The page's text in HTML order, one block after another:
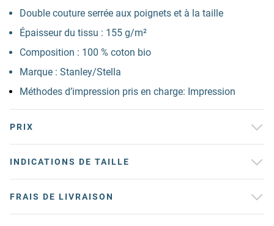
Double couture serrée aux poignets et à la taille
Épaisseur du tissu : 155 g/m²
Composition : 100 % coton bio
Marque : Stanley/Stella
Méthodes d’impression pris en charge: Impression
PRIX
INDICATIONS DE TAILLE
FRAIS DE LIVRAISON